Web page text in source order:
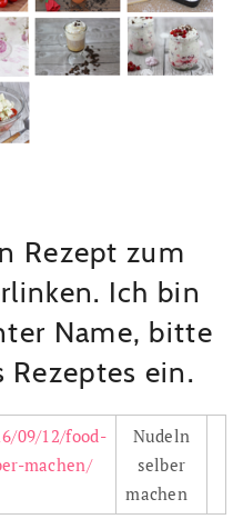
Rezept zum
Ich bin
Name, bitte
Rezeptes ein.
09/12/food-
machen/
Nudeln
selber
machen